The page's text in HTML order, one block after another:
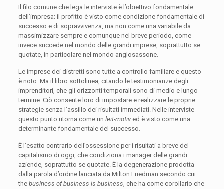
Il filo comune che lega le interviste è l’obiettivo fondamentale
dell’impresa: il profitto è visto come condizione fondamentale di
successo e di sopravvivenza, ma non come una variabile da
massimizzare sempre e comunque nel breve periodo, come
invece succede nel mondo delle grandi imprese, soprattutto se
quotate, in particolare nel mondo anglosassone.
Le imprese dei distretti sono tutte a controllo familiare e questo
è noto. Ma il libro sottolinea, citando le testimonianze degli
imprenditori, che gli orizzonti temporali sono di medio e lungo
termine. Ciò consente loro di impostare e realizzare le proprie
strategie senza l’assillo dei risultati immediati. Nelle interviste
questo punto ritorna come un leit-motived è visto come una
determinante fondamentale del successo.
È l’esatto contrario dell’ossessione per i risultati a breve del
capitalismo di oggi, che condiziona i manager delle grandi
aziende, soprattutto se quotate. È la degenerazione prodotta
dalla parola d’ordine lanciata da Milton Friedman secondo cui
the business of business is business, che ha come corollario che